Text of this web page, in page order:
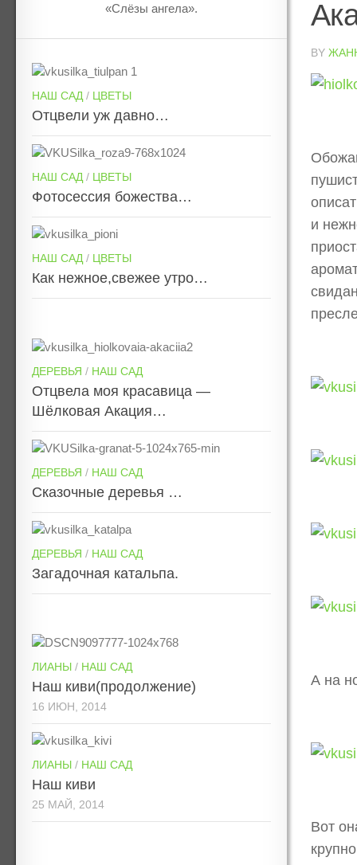
BY
и
А на
Вот
«Слёзы ангела».
НАШ САД / ЦВЕТЫ
Отцвели уж давно…
НАШ САД / ЦВЕТЫ
Фотосессия божества…
НАШ САД / ЦВЕТЫ
Как нежное,свежее утро…
ДЕРЕВЬЯ / НАШ САД
Отцвела моя красавица —
Шёлковая Акация…
ДЕРЕВЬЯ / НАШ САД
Сказочные деревья …
ДЕРЕВЬЯ / НАШ САД
Загадочная катальпа.
ЛИАНЫ / НАШ САД
Наш киви(продолжение)
16 ИЮН, 2014
ЛИАНЫ / НАШ САД
Наш киви
25 МАЙ, 2014